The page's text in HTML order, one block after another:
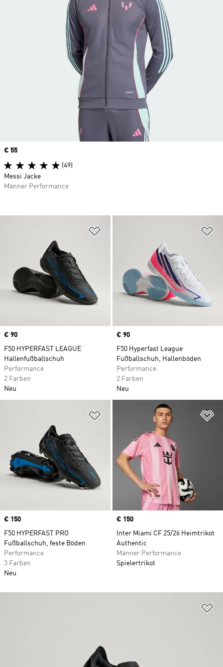
Zur Wunschliste hinzufügen
Price
€ 90
F50 HYPERFAST LEAGUE
Hallenfußballschuh
Performance
2 Farben
Neu
Price
€ 90
F50 Hyperfast League
Fußballschuh, Hallenböden
Performance
2 Farben
Neu
Zur Wunschliste hinzufügen
Price
€ 150
F50 HYPERFAST PRO
Fußballschuh, feste Böden
Performance
3 Farben
Neu
Price
€ 150
Inter Miami CF 25/26 Heimtrikot
Authentic
Männer Performance
Spielertrikot
Price
€ 55
(49)
Messi Jacke
Männer Performance